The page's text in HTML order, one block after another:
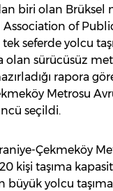
biri olan Brüksel
of
tek seferde yolcu
olan sürücüsüz
rapora
Metrosu
seçildi.
Çekmeköy
kişi taşıma
büyük yolcu